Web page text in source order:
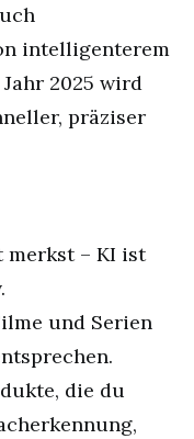
intelligenterem
2025 wird
präziser
merkst – KI ist
und Serien
die du